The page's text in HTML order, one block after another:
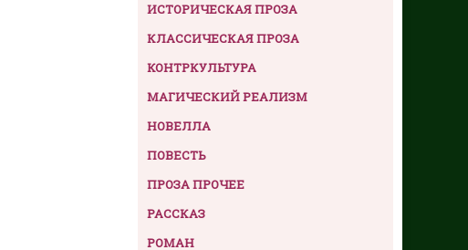
ИСТОРИЧЕСКАЯ ПРОЗА
КЛАССИЧЕСКАЯ ПРОЗА
КОНТРКУЛЬТУРА
МАГИЧЕСКИЙ РЕАЛИЗМ
НОВЕЛЛА
ПОВЕСТЬ
ПРОЗА ПРОЧЕЕ
РАССКАЗ
РОМАН